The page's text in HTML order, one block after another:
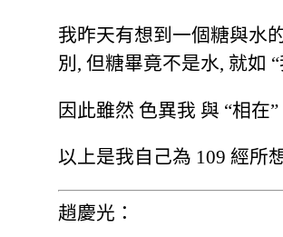
我昨天有想到一個糖與水
別, 但糖畢竟不是水, 就如
因此雖然 色異我 與 “相在
以上是我自己為 109 經所
趙慶光：